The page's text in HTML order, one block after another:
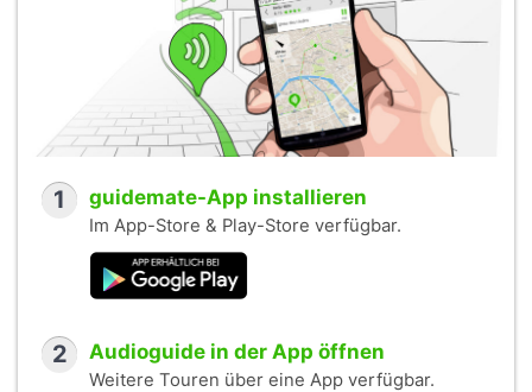
1 guidemate-App installieren
Im App-Store & Play-Store verfügbar.
2 Audioguide in der App öffnen
Weitere Touren über eine App verfügbar.